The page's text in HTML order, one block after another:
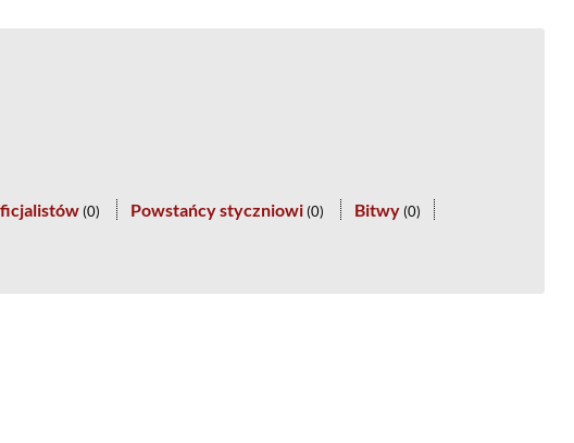
(0) Powstańcy styczniowi (0) Bitwy (0)